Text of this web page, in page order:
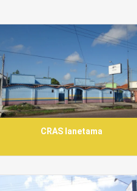
CRAS Ianetama